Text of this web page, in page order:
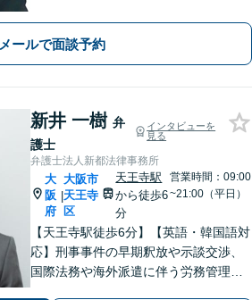
づくりを心がけます【借金・債務整
理】経済状況に応じて適切な解決策を
ご提案します
メールで面談予約
新井 一樹 弁
護士
インタビューを
見る
弁護士法人新都法律事務所
大
阪
府
|
大阪市
天王寺
区
天王寺駅
から徒歩6
分
営業時間：09:00
~21:00（平日）
【天王寺駅徒歩6分】【英語・韓国語対
応】刑事事件の早期釈放や示談交渉、
国際法務や海外派遣に伴う労務管理、